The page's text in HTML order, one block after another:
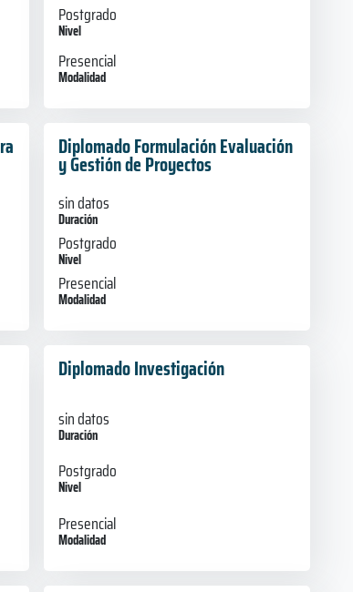
Postgrado
Nivel
Presencial
Modalidad
Diplomado Formulación Evaluación
y Gestión de Proyectos
sin datos
Duración
Postgrado
Nivel
Presencial
Modalidad
Diplomado Investigación
sin datos
Duración
Postgrado
Nivel
Presencial
Modalidad